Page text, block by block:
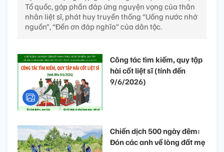
Tổ quốc, góp phần đáp ứng nguyện vọng của thân
nhân liệt sĩ, phát huy truyền thống “Uống nước nhớ
nguồn”, “Đền ơn đáp nghĩa” của dân tộc.
Công tác tìm kiếm, quy tập
hài cốt liệt sĩ (tính đến
9/6/2026)
Chiến dịch 500 ngày đêm:
Đón các anh về lòng đất mẹ